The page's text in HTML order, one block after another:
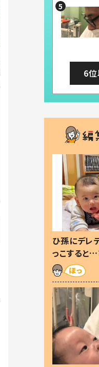
6位
ひ孫にデレ
っこすると
した」「可愛